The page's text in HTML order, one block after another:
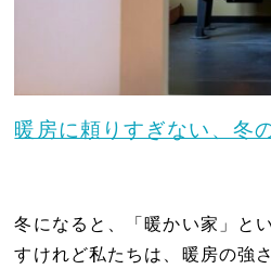
暖房に頼りすぎない、冬
冬になると、「暖かい家」と
すけれど私たちは、暖房の強